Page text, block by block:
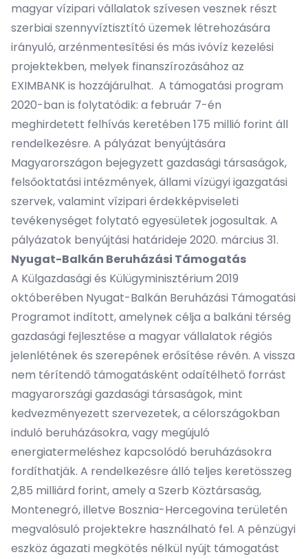
magyar vízipari vállalatok szívesen vesznek részt
szerbiai szennyvíztisztító üzemek létrehozására
irányuló, arzénmentesítési és más ivóvíz kezelési
projektekben, melyek finanszírozásához az
EXIMBANK is hozzájárulhat. A támogatási program
2020-ban is folytatódik: a február 7-én
meghirdetett felhívás keretében 175 millió forint áll
rendelkezésre. A pályázat benyújtására
Magyarországon bejegyzett gazdasági társaságok,
felsőoktatási intézmények, állami vízügyi igazgatási
szervek, valamint vízipari érdekképviseleti
tevékenységet folytató egyesületek jogosultak. A
pályázatok benyújtási határideje 2020. március 31.
Nyugat-Balkán Beruházási Támogatás
A Külgazdasági és Külügyminisztérium 2019
októberében Nyugat-Balkán Beruházási Támogatási
Programot indított, amelynek célja a balkáni térség
gazdasági fejlesztése a magyar vállalatok régiós
jelenlétének és szerepének erősítése révén. A vissza
nem térítendő támogatásként odaítélhető forrást
magyarországi gazdasági társaságok, mint
kedvezményezett szervezetek, a célországokban
induló beruházásokra, vagy megújuló
energiatermeléshez kapcsolódó beruházásokra
fordíthatják. A rendelkezésre álló teljes keretösszeg
2,85 milliárd forint, amely a Szerb Köztársaság,
Montenegró, illetve Bosznia-Hercegovina területén
megvalósuló projektekre használható fel. A pénzügyi
eszköz ágazati megkötés nélkül nyújt támogatást